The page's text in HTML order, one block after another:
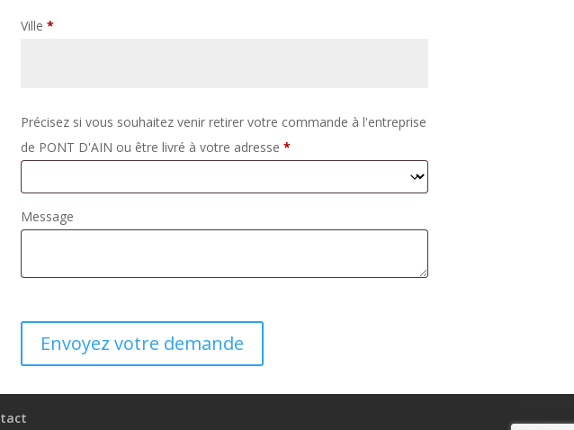
Ville*
Précisez si vous souhaitez venir retirer votre commande à l'entreprise
de PONT D'AIN ou être livré à votre adresse*
Message